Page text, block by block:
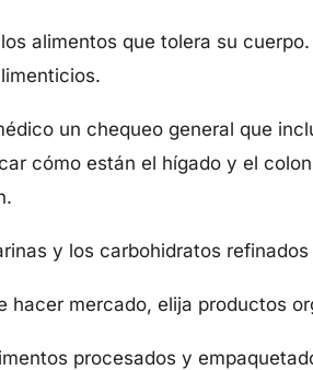
alimentos que tolera su
un chequeo general que
cómo están el hígado y el
y los carbohidratos
hacer mercado, elija productos
procesados y